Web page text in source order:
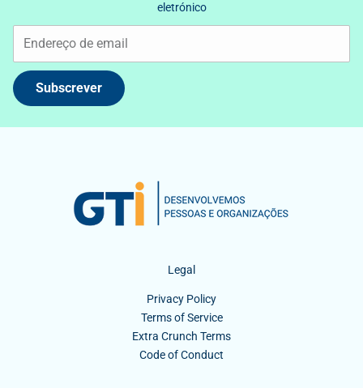
eletrónico
Subscrever
Legal
Privacy Policy
Terms of Service
Extra Crunch Terms
Code of Conduct